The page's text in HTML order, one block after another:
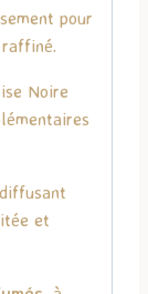
pour
Noire
et